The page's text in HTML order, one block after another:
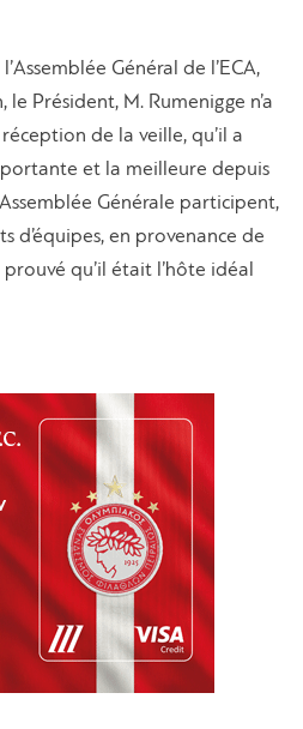
Général de l’ECA,
Président, M. Rumenigge n’a
de la veille, qu’il a
et la meilleure depuis
Générale participent,
d’équipes, en provenance de
qu’il était l’hôte idéal